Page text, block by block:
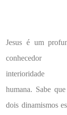
Jesus é um
conhecedor
interioridade
humana. Sabe
dois dinamismos